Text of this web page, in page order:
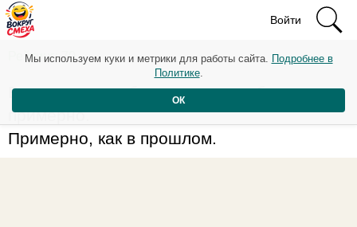
Войти
Рейтинг: 70
В этом году я обещаю вести себя
примерно.
Примерно, как в прошлом.
Мы используем куки и метрики для работы сайта. Подробнее в
Политике.
ОК